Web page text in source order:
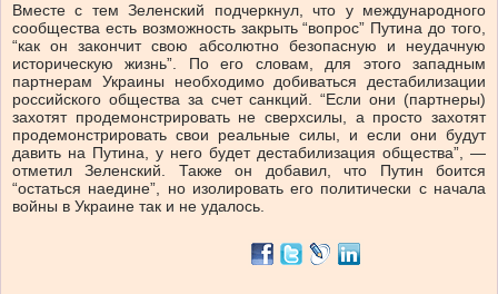
Вместе с тем Зеленский подчеркнул, что у международного
сообщества есть возможность закрыть “вопрос” Путина до того,
“как он закончит свою абсолютно безопасную и неудачную
историческую жизнь”. По его словам, для этого западным
партнерам Украины необходимо добиваться дестабилизации
российского общества за счет санкций. “Если они (партнеры)
захотят продемонстрировать не сверхсилы, а просто захотят
продемонстрировать свои реальные силы, и если они будут
давить на Путина, у него будет дестабилизация общества”, —
отметил Зеленский. Также он добавил, что Путин боится
“остаться наедине”, но изолировать его политически с начала
войны в Украине так и не удалось.